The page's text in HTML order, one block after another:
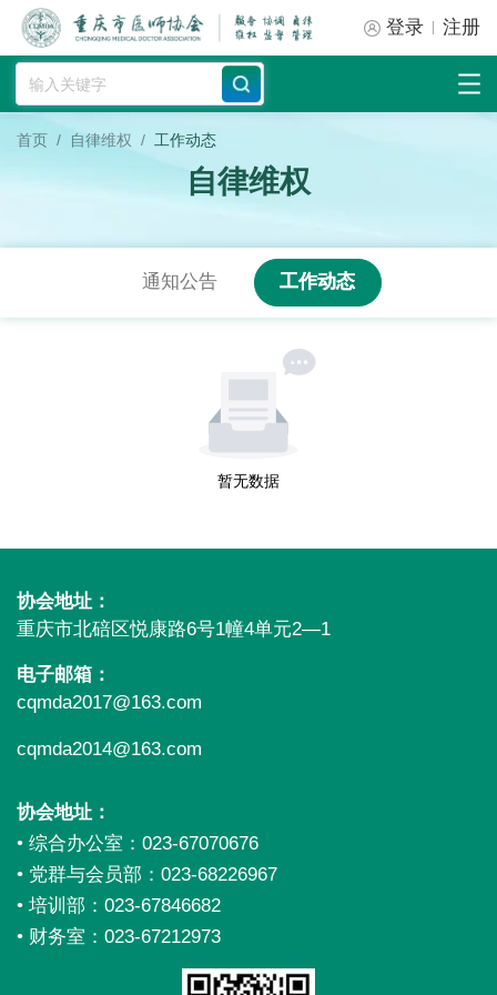
登录 注册
首页 / 自律维权 / 工作动态
自律维权
通知公告 工作动态
暂无数据
协会地址：
重庆市北碚区悦康路6号1幢4单元2—1
电子邮箱：
cqmda2017@163.com
cqmda2014@163.com
协会地址：
• 综合办公室： 023-67070676
• 党群与会员部： 023-68226967
• 培训部： 023-67846682
• 财务室： 023-67212973